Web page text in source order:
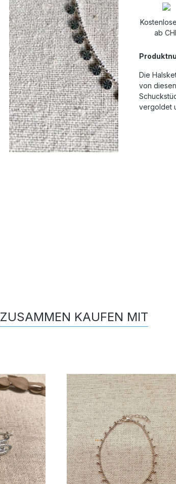
ab
Die
von
vergoldet
ZUSAMMEN KAUFEN MIT